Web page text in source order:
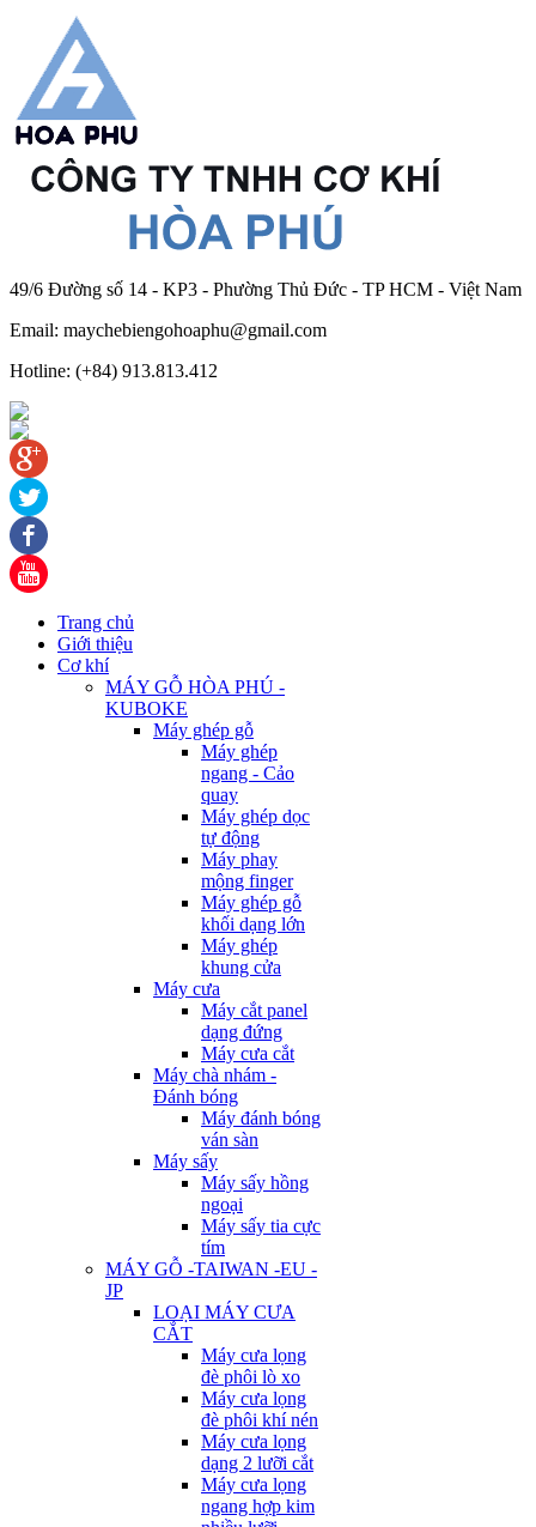
49/6 Đường số 14 - KP3 - Phường Thủ Đức - TP HCM - Việt Nam
Email: maychebiengohoaphu@gmail.com
Hotline: (+84) 913.813.412
Trang chủ
Giới thiệu
Cơ khí
MÁY GỖ HÒA PHÚ -
KUBOKE
Máy ghép gỗ
Máy ghép
ngang - Cảo
quay
Máy ghép dọc
tự động
Máy phay
mộng finger
Máy ghép gỗ
khối dạng lớn
Máy ghép
khung cửa
Máy cưa
Máy cắt panel
dạng đứng
Máy cưa cắt
Máy chà nhám -
Đánh bóng
Máy đánh bóng
ván sàn
Máy sấy
Máy sấy hồng
ngoại
Máy sấy tia cực
tím
MÁY GỖ -TAIWAN -EU -
JP
LOẠI MÁY CƯA
CẮT
Máy cưa lọng
đè phôi lò xo
Máy cưa lọng
đè phôi khí nén
Máy cưa lọng
dạng 2 lưỡi cắt
Máy cưa lọng
ngang hợp kim